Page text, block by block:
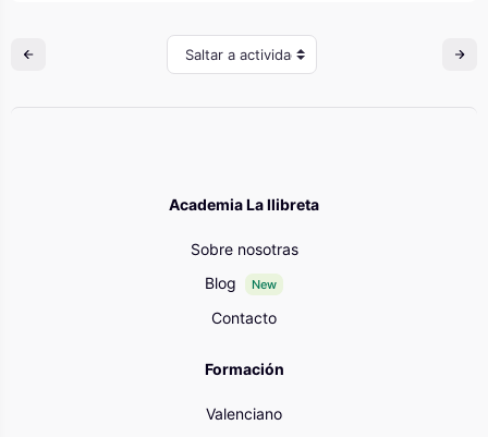
Saltar a actividad
Academia La llibreta
Sobre nosotras
Blog
New
Contacto
Formación
Valenciano